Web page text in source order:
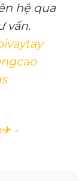
hệ qua
vấn.
-